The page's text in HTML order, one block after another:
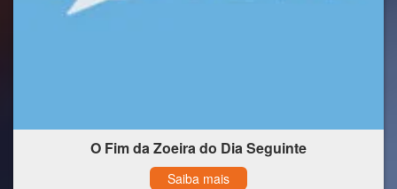
O Fim da Zoeira do Dia Seguinte
Saiba mais